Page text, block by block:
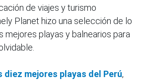
de viajes y turismo
Planet hizo una selección de lo
mejores playas y balnearios para
diez mejores playas del Perú,